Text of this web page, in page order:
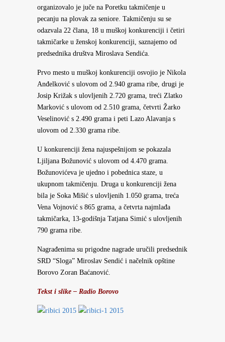
organizovalo je juče na Poretku takmičenje u
pecanju na plovak za seniore. Takmičenju su se
odazvala 22 člana, 18 u muškoj konkurenciji i četiri
takmičarke u ženskoj konkurenciji, saznajemo od
predsednika društva Miroslava Sendića.
Prvo mesto u muškoj konkurenciji osvojio je Nikola
Anđelković s ulovom od 2.940 grama ribe, drugi je
Josip Križak s ulovljenih 2.720 grama, treći Zlatko
Marković s ulovom od 2.510 grama, četvrti Žarko
Veselinović s 2.490 grama i peti Lazo Alavanja s
ulovom od 2.330 grama ribe.
U konkurenciji žena najuspešnijom se pokazala
Ljiljana Božunović s ulovom od 4.470 grama.
Božunovićeva je ujedno i pobednica staze, u
ukupnom takmičenju. Druga u konkurenciji žena
bila je Soka Mišić s ulovljenih 1.050 grama, treća
Vena Vojnović s 865 grama, a četvrta najmlađa
takmičarka, 13-godišnja Tatjana Simić s ulovljenih
790 grama ribe.
Nagrađenima su prigodne nagrade uručili predsednik
SRD “Sloga” Miroslav Sendić i načelnik opštine
Borovo Zoran Baćanović.
Tekst i slike – Radio Borovo